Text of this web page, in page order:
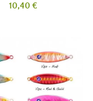
Prix
10,40 €